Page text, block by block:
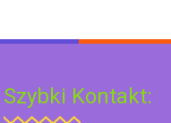
Szybki Kontakt: